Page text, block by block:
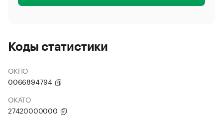
Коды статистики
ОКПО
0066894794
ОКАТО
27420000000